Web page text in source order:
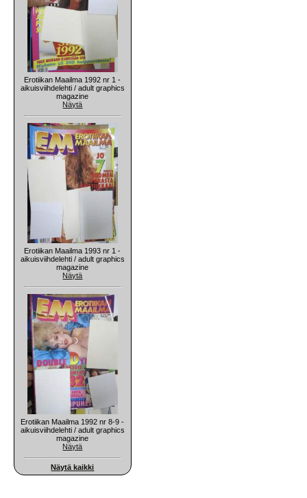
Erotiikan Maailma 1992 nr 1 -
aikuisviihdelehti / adult graphics
magazine
Näytä
Erotiikan Maailma 1993 nr 1 -
aikuisviihdelehti / adult graphics
magazine
Näytä
Erotiikan Maailma 1992 nr 8-9 -
aikuisviihdelehti / adult graphics
magazine
Näytä
Näytä kaikki